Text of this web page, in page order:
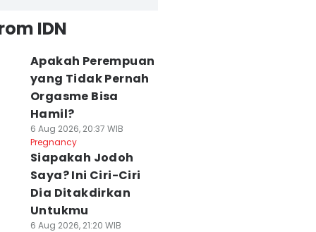
IDN
Apakah Perempuan
yang Tidak Pernah
Orgasme Bisa
Hamil?
6 Aug 2026, 20:37 WIB
Pregnancy
Siapakah Jodoh
Saya? Ini Ciri-Ciri
Dia Ditakdirkan
Untukmu
6 Aug 2026, 21:20 WIB